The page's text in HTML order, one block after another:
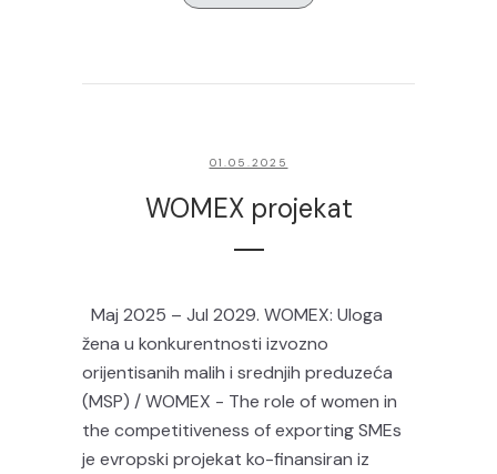
01.05.2025
WOMEX projekat
Maj 2025 – Jul 2029. WOMEX: Uloga
žena u konkurentnosti izvozno
orijentisanih malih i srednjih preduzeća
(MSP) / WOMEX - The role of women in
the competitiveness of exporting SMEs
je evropski projekat ko-finansiran iz